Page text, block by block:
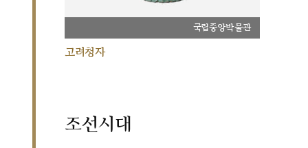
국립중앙박물관
고려청자
조선시대